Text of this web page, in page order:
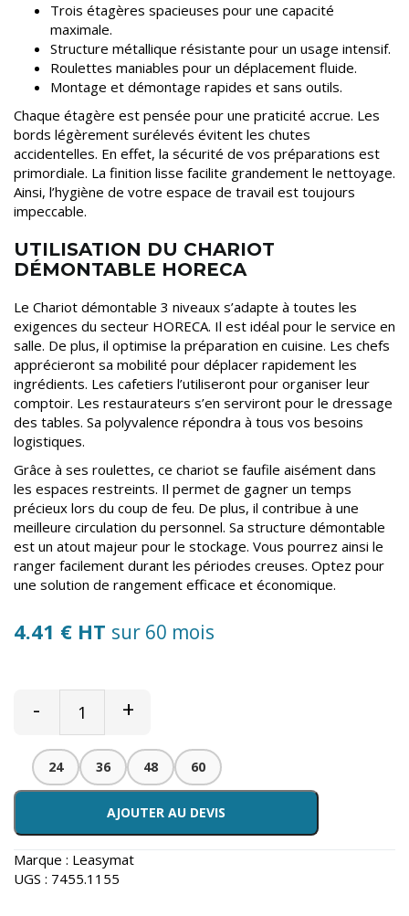
Trois étagères spacieuses pour une capacité
maximale.
Structure métallique résistante pour un usage intensif.
Roulettes maniables pour un déplacement fluide.
Montage et démontage rapides et sans outils.
Chaque étagère est pensée pour une praticité accrue. Les
bords légèrement surélevés évitent les chutes
accidentelles. En effet, la sécurité de vos préparations est
primordiale. La finition lisse facilite grandement le nettoyage.
Ainsi, l’hygiène de votre espace de travail est toujours
impeccable.
UTILISATION DU CHARIOT
DÉMONTABLE HORECA
Le Chariot démontable 3 niveaux s’adapte à toutes les
exigences du secteur HORECA. Il est idéal pour le service en
salle. De plus, il optimise la préparation en cuisine. Les chefs
apprécieront sa mobilité pour déplacer rapidement les
ingrédients. Les cafetiers l’utiliseront pour organiser leur
comptoir. Les restaurateurs s’en serviront pour le dressage
des tables. Sa polyvalence répondra à tous vos besoins
logistiques.
Grâce à ses roulettes, ce chariot se faufile aisément dans
les espaces restreints. Il permet de gagner un temps
précieux lors du coup de feu. De plus, il contribue à une
meilleure circulation du personnel. Sa structure démontable
est un atout majeur pour le stockage. Vous pourrez ainsi le
ranger facilement durant les périodes creuses. Optez pour
une solution de rangement efficace et économique.
4.41 € HT sur 60 mois
- +
24 36 48 60
AJOUTER AU DEVIS
Marque : Leasymat
UGS : 7455.1155